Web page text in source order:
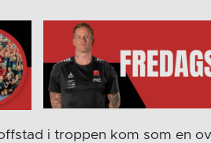
i troppen kom som en